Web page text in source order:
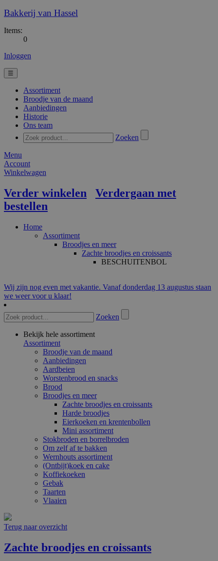
Bakkerij van Hassel
Items:
0
Inloggen
☰
Assortiment
Broodje van de maand
Aanbiedingen
Historie
Ons team
Zoeken
Menu
Account
Winkelwagen
Verder winkelen
Verdergaan met
bestellen
Home
Assortiment
Broodjes en meer
Zachte broodjes en croissants
BESCHUITENBOL
Wij zijn nog even met vakantie. Vanaf donderdag 13 augustus staan
we weer voor u klaar!
Zoeken
Bekijk hele assortiment
Assortiment
Broodje van de maand
Aanbiedingen
Aardbeien
Worstenbrood en snacks
Brood
Broodjes en meer
Zachte broodjes en croissants
Harde broodjes
Eierkoeken en krentenbollen
Mini assortiment
Stokbroden en borrelbroden
Om zelf af te bakken
Wernhouts assortiment
(Ontbijt)koek en cake
Koffiekoeken
Gebak
Taarten
Vlaaien
Terug naar overzicht
Zachte broodjes en croissants